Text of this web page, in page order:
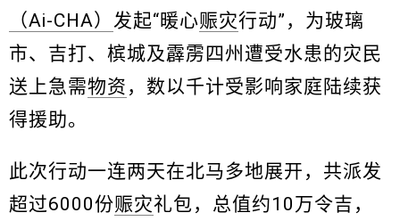
（Ai-CHA） 发起“暖心赈灾行动”，为玻璃
市、吉打、槟城及霹雳四州遭受水患的灾民
送上急需物资 ，数以千计受影响家庭陆续获
得援助。
此次行动一连两天在北马多地展开，共派发
超过6000份赈灾礼包，总值约10万令吉，